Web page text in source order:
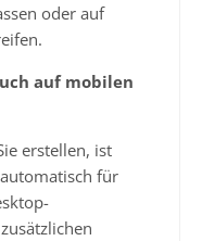
oder auf
auf mobilen
erstellen, ist
für